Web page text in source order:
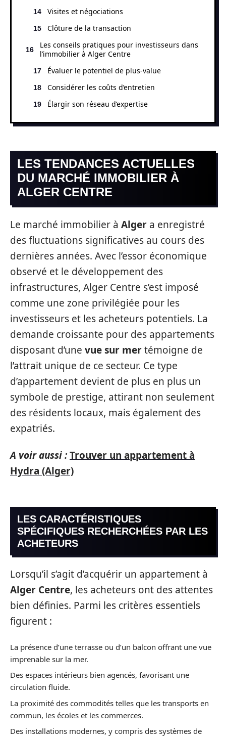
Visites et négociations
Clôture de la transaction
Les conseils pratiques pour investisseurs dans
l’immobilier à Alger Centre
Évaluer le potentiel de plus-value
Considérer les coûts d’entretien
Élargir son réseau d’expertise
LES TENDANCES ACTUELLES
DU MARCHÉ IMMOBILIER À
ALGER CENTRE
Le marché immobilier à Alger a enregistré
des fluctuations significatives au cours des
dernières années. Avec l’essor économique
observé et le développement des
infrastructures, Alger Centre s’est imposé
comme une zone privilégiée pour les
investisseurs et les acheteurs potentiels. La
demande croissante pour des appartements
disposant d’une vue sur mertémoigne de
l’attrait unique de ce secteur. Ce type
d’appartement devient de plus en plus un
symbole de prestige, attirant non seulement
des résidents locaux, mais également des
expatriés.
A voir aussi :Trouver un appartement à
Hydra (Alger)
LES CARACTÉRISTIQUES
SPÉCIFIQUES RECHERCHÉES PAR LES
ACHETEURS
Lorsqu’il s’agit d’acquérir un appartement à
Alger Centre, les acheteurs ont des attentes
bien définies. Parmi les critères essentiels
figurent :
La présence d’une terrasse ou d’un balcon offrant une vue
imprenable sur la mer.
Des espaces intérieurs bien agencés, favorisant une
circulation fluide.
La proximité des commodités telles que les transports en
commun, les écoles et les commerces.
Des installations modernes, y compris des systèmes de